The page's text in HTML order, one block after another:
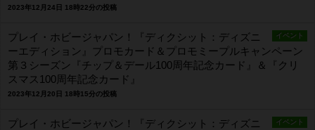
2023年12月24日 18時22分の投稿
イベント
プレイ・ホビージャパン！『ディクシット：ディズニ
ーエディション』プロモカード＆プロモミープルキャンペーン
第３シーズン『チップ＆デール100周年記念カード』＆『クリ
スマス100周年記念カード』
2023年12月20日 18時15分の投稿
イベント
プレイ・ホビージャパン！『ディクシット：ディズニ